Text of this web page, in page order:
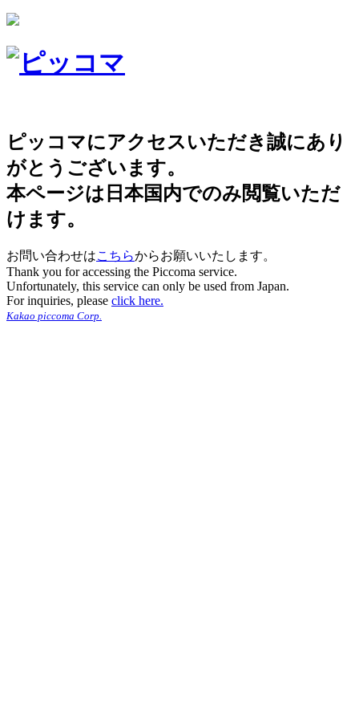
ピッコマにアクセスいただき誠にあり
がとうございます。
本ページは日本国内でのみ閲覧いただ
けます。
お問い合わせはこちらからお願いいたします。
Thank you for accessing the Piccoma service.
Unfortunately, this service can only be used from Japan.
For inquiries, please click here.
Kakao piccoma Corp.